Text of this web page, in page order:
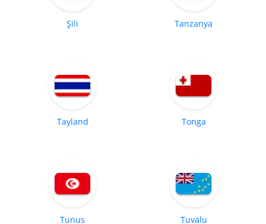
Şili Tanzanya
Tayland Tonga
Tunus Tuvalu